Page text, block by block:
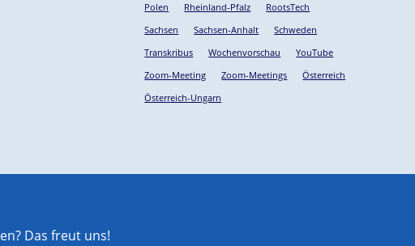
Polen
Rheinland-Pfalz
RootsTech
Sachsen
Sachsen-Anhalt
Schweden
Transkribus
Wochenvorschau
YouTube
Zoom-Meeting
Zoom-Meetings
Österreich
Österreich-Ungarn
Das freut uns!